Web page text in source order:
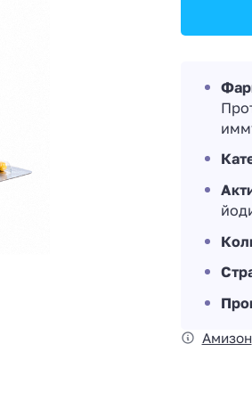
Амизон